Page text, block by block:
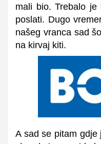
mali bio. Trebalo
poslati. Dugo
našeg vranca sad
na kirvaj kiti.
A sad se pitam gdje